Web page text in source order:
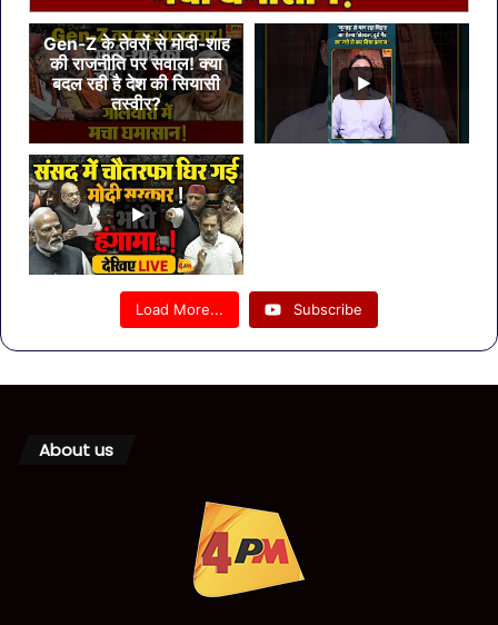
Gen-Z के तेवरों से मोदी-शाह
की राजनीति पर सवाल! क्या
बदल रही है देश की सियासी
तस्वीर?
Load More... Subscribe
About us